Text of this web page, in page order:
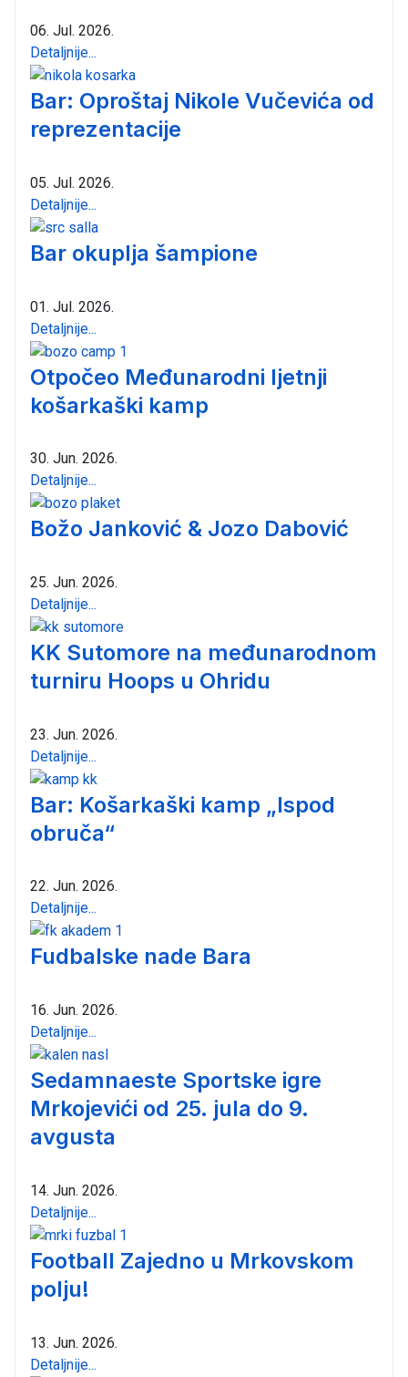
06. Jul. 2026.
Detaljnije...
Bar: Oproštaj Nikole Vučevića od
reprezentacije
05. Jul. 2026.
Detaljnije...
Bar okuplja šampione
01. Jul. 2026.
Detaljnije...
Otpočeo Međunarodni ljetnji
košarkaški kamp
30. Jun. 2026.
Detaljnije...
Božo Janković & Jozo Dabović
25. Jun. 2026.
Detaljnije...
KK Sutomore na međunarodnom
turniru Hoops u Ohridu
23. Jun. 2026.
Detaljnije...
Bar: Košarkaški kamp „Ispod
obruča“
22. Jun. 2026.
Detaljnije...
Fudbalske nade Bara
16. Jun. 2026.
Detaljnije...
Sedamnaeste Sportske igre
Mrkojevići od 25. jula do 9.
avgusta
14. Jun. 2026.
Detaljnije...
Football Zajedno u Mrkovskom
polju!
13. Jun. 2026.
Detaljnije...